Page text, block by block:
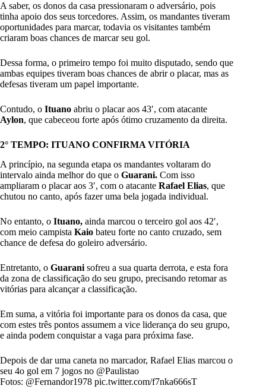
A saber, os donos da casa pressionaram o adversário, pois
tinha apoio dos seus torcedores. Assim, os mandantes tiveram
oportunidades para marcar, todavia os visitantes também
criaram boas chances de marcar seu gol.
Dessa forma, o primeiro tempo foi muito disputado, sendo que
ambas equipes tiveram boas chances de abrir o placar, mas as
defesas tiveram um papel importante.
Contudo, o Ituano abriu o placar aos 43′, com atacante
Aylon, que cabeceou forte após ótimo cruzamento da direita.
2° TEMPO: ITUANO CONFIRMA VITÓRIA
A princípio, na segunda etapa os mandantes voltaram do
intervalo ainda melhor do que o Guarani. Com isso
ampliaram o placar aos 3′, com o atacante Rafael Elias, que
chutou no canto, após fazer uma bela jogada individual.
No entanto, o Ituano, ainda marcou o terceiro gol aos 42′,
com meio campista Kaio bateu forte no canto cruzado, sem
chance de defesa do goleiro adversário.
Entretanto, o Guarani sofreu a sua quarta derrota, e esta fora
da zona de classificação do seu grupo, precisando retomar as
vitórias para alcançar a classificação.
Em suma, a vitória foi importante para os donos da casa, que
com estes três pontos assumem a vice liderança do seu grupo,
e ainda podem conquistar a vaga para próxima fase.
Depois de dar uma caneta no marcador, Rafael Elias marcou o
seu 4o gol em 7 jogos no @Paulistao
Fotos: @Fernandor1978 pic.twitter.com/f7nka666sT